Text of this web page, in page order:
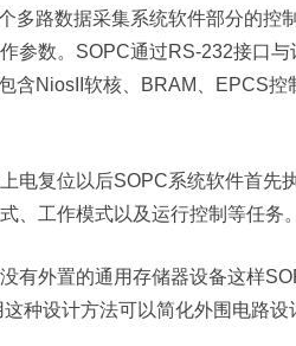
路数据采集系统软件部分的控
参数。SOPC通过RS-232接口
含NiosII软核、BRAM、EPCS
复位以后SOPC系统软件首先
、工作模式以及运行控制等任务。
外置的通用存储器设备这样
种设计方法可以简化外围电路设